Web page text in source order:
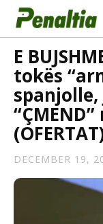
E
tokës
spanjolle,
DECEMBER 19,